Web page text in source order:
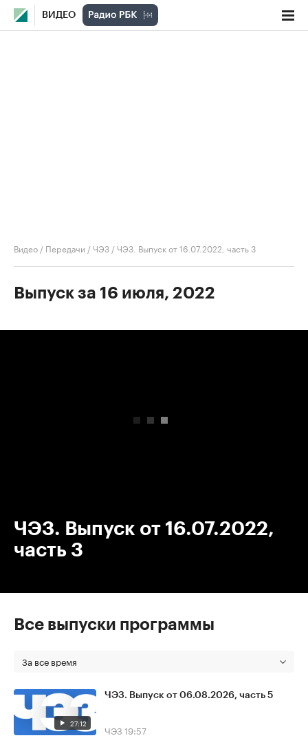
ВИДЕО
Видео / Передачи /ЧЭЗ /ЧЭЗ. Выпуск от 16.07.2022, часть 3
Выпуск за 16 июля, 2022
ЧЭЗ. Выпуск от 16.07.2022,
часть 3
Все выпуски программы
За все время
27:12
ЧЭЗ. Выпуск от 06.08.2026, часть 5
ЧЭЗ 19:57